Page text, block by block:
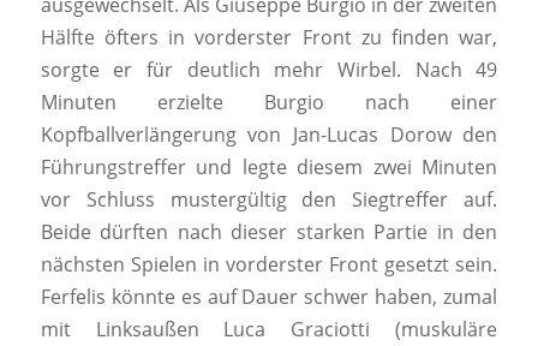
Hälfte öfters in vorderster Front zu finden war,
sorgte er für deutlich mehr Wirbel. Nach 49
Minuten erzielte Burgio nach einer
Kopfballverlängerung von Jan-Lucas Dorow den
Führungstreffer und legte diesem zwei Minuten
vor Schluss mustergültig den Siegtreffer auf.
Beide dürften nach dieser starken Partie in den
nächsten Spielen in vorderster Front gesetzt sein.
Ferfelis könnte es auf Dauer schwer haben, zumal
mit Linksaußen Luca Graciotti (muskuläre